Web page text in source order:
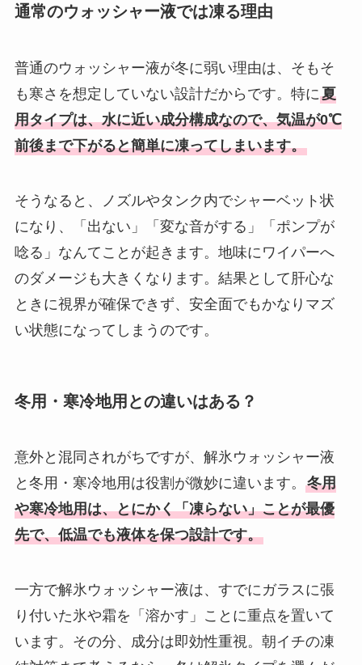
通常のウォッシャー液では凍る理由
普通のウォッシャー液が冬に弱い理由は、そもそ
も寒さを想定していない設計だからです。特に夏
用タイプは、水に近い成分構成なので、気温が0℃
前後まで下がると簡単に凍ってしまいます。
そうなると、ノズルやタンク内でシャーベット状
になり、「出ない」「変な音がする」「ポンプが
唸る」なんてことが起きます。地味にワイパーへ
のダメージも大きくなります。結果として肝心な
ときに視界が確保できず、安全面でもかなりマズ
い状態になってしまうのです。
冬用・寒冷地用との違いはある？
意外と混同されがちですが、解氷ウォッシャー液
と冬用・寒冷地用は役割が微妙に違います。 冬用
や寒冷地用は、とにかく「凍らない」ことが最優
先で、低温でも液体を保つ設計です。
一方で解氷ウォッシャー液は、すでにガラスに張
り付いた氷や霜を「溶かす」ことに重点を置いて
います。その分、成分は即効性重視。朝イチの凍